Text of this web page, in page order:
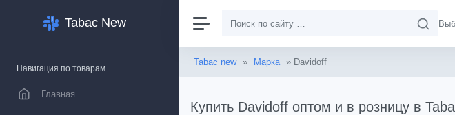
Tabac New
Навигация по товарам
Главная
Tabac new » Марка » Davidoff
Купить Davidoff оптом и в розницу в